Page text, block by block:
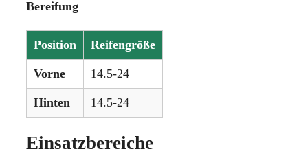
Bereifung
Position Reifengröße
Vorne 14.5-24
Hinten 14.5-24
Einsatzbereiche